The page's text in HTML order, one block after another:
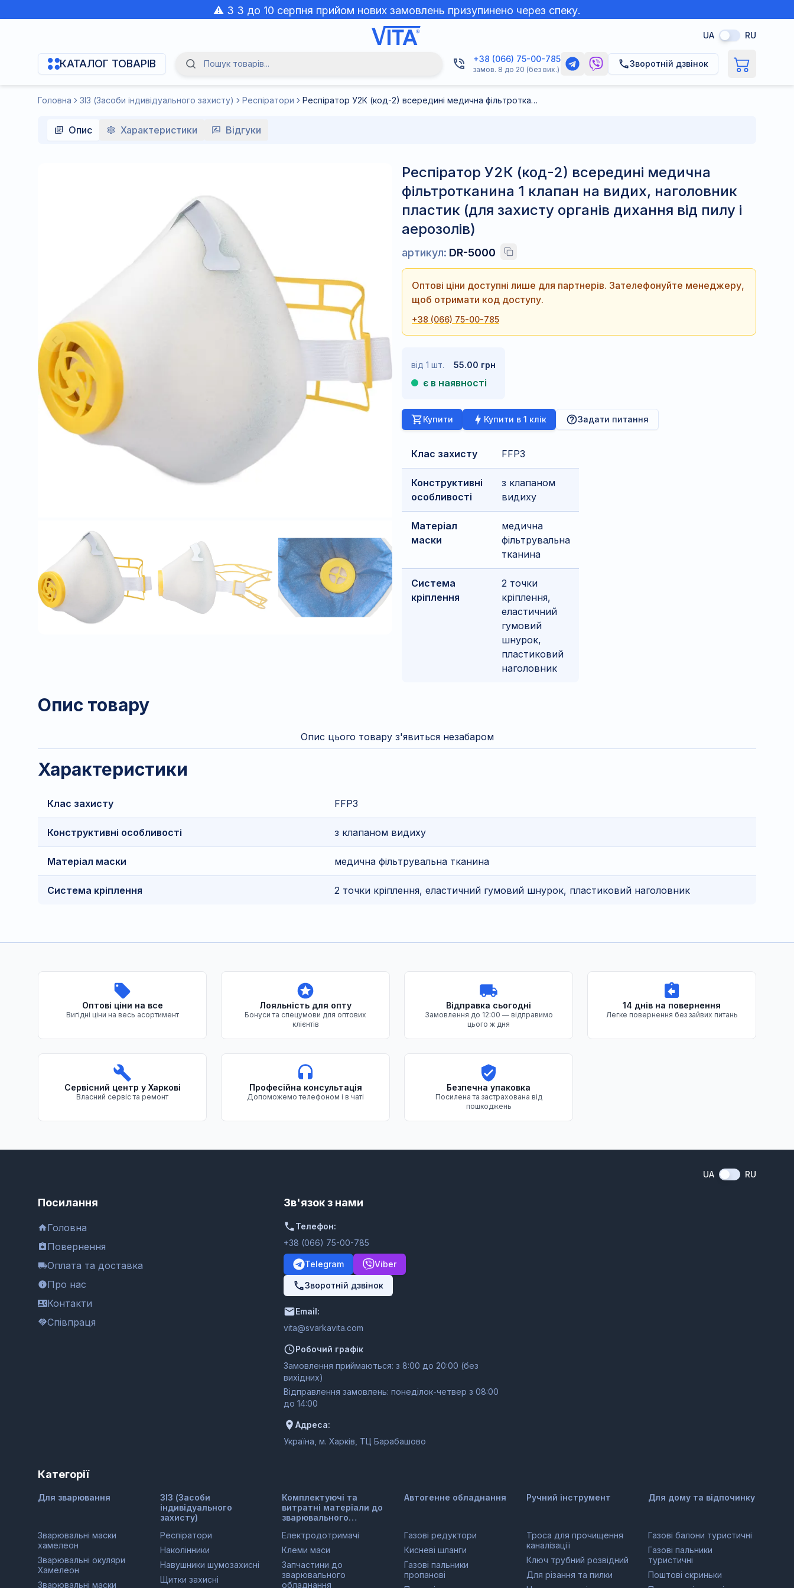
⚠️ З 3 до 10 серпня прийом нових замовлень призупинено через спеку.
UA RU
КАТАЛОГ ТОВАРІВ
Navigation Menu
Пошук товарів... +38 (066) 75-00-785
замов. 8 до 20 (без вих.)
Зворотній дзвінок
Головна ЗІЗ (Засоби індивідуального захисту) Респіратори Респіратор У2К (код-2) всередині медична фільтротканина 1 клапан на видих, наголовник пластик (для захисту органів дихання від пилу і аерозолів)
Опис Характеристики Відгуки
Респіратор У2К (код-2) всередині медична
фільтротканина 1 клапан на видих, наголовник
пластик (для захисту органів дихання від пилу і
аерозолів)
артикул: DR-5000
Оптові ціни доступні лише для партнерів. Зателефонуйте менеджеру,
щоб отримати код доступу.
+38 (066) 75-00-785
від 1 шт. 55.00 грн
є в наявності
Купити Купити в 1 клік Задати питання
Клас захисту FFP3
Конструктивні
особливості
з клапаном
видиху
Матеріал
маски
медична
фільтрувальна
тканина
Система
кріплення
2 точки
кріплення,
еластичний
гумовий
шнурок,
пластиковий
наголовник
Опис товару
Опис цього товару з'явиться незабаром
Характеристики
Клас захисту FFP3
Конструктивні особливості з клапаном видиху
Матеріал маски медична фільтрувальна тканина
Система кріплення 2 точки кріплення, еластичний гумовий шнурок, пластиковий наголовник
Переваги нашого магазину
Оптові ціни на все
Вигідні ціни на весь асортимент
Лояльність для опту
Бонуси та спецумови для оптових
клієнтів
Відправка сьогодні
Замовлення до 12:00 — відправимо
цього ж дня
14 днів на повернення
Легке повернення без зайвих питань
Сервісний центр у Харкові
Власний сервіс та ремонт
Професійна консультація
Допоможемо телефоном і в чаті
Безпечна упаковка
Посилена та застрахована від
пошкоджень
UA RU
Посилання
Головна
Повернення
Оплата та доставка
Про нас
Контакти
Співпраця
Зв'язок з нами
Телефон:
+38 (066) 75-00-785
Telegram Viber
Зворотній дзвінок
Email:
moc.ativakravs@ativ
Робочий графік
Замовлення приймаються: з 8:00 до 20:00 (без
вихідних)
Відправлення замовлень: понеділок-четвер з 08:00
до 14:00
Адреса:
Україна, м. Харків, ТЦ Барабашово
Категорії
Для зварювання
Зварювальні маски
хамелеон
Зварювальні окуляри
Хамелеон
Зварювальні маски
ЗІЗ (Засоби
індивідуального
захисту)
Респіратори
Наколінники
Навушники шумозахисні
Щитки захисні
Комплектуючі та
витратні матеріали до
зварювального
Електродотримачі
Клеми маси
Запчастини до
зварювального
обладнання
Автогенне обладнання
Газові редуктори
Кисневі шланги
Газові пальники
пропанові
Ручний інструмент
Троса для прочищення
каналізації
Ключ трубний розвідний
Для різання та пилки
Для дому та відпочинку
Газові балони туристичні
Газові пальники
туристичні
Поштові скриньки